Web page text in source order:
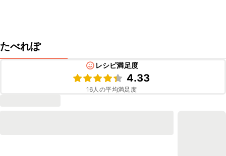
たべれぽ
レシピ満足度
4.33
16人の平均満足度